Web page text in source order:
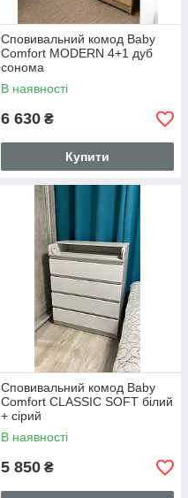
Сповивальний комод Baby
Comfort MODERN 4+1 дуб
сонома
В наявності
6 630 ₴
Купити
Сповивальний комод Baby
Comfort CLASSIC SOFT білий
+ сірий
В наявності
5 850 ₴